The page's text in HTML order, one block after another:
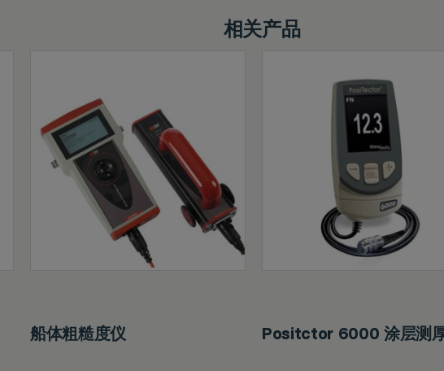
相关产品
船体粗糙度仪 Positctor 6000 涂层测